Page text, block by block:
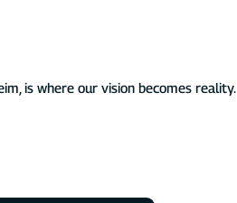
is where our vision becomes reality.